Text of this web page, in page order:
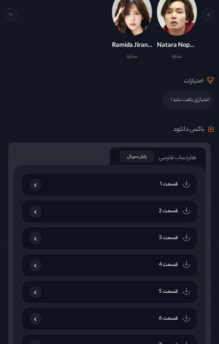
Natara Nopparatayapon
ستاره
Ramida Jiranorraphat
ستاره
امتیازات
امتیازی یافت نشد !
باکس دانلود
هاردساب فارسی پایان سریال
قسمت 1
قسمت 2
قسمت 3
قسمت 4
قسمت 5
قسمت 6